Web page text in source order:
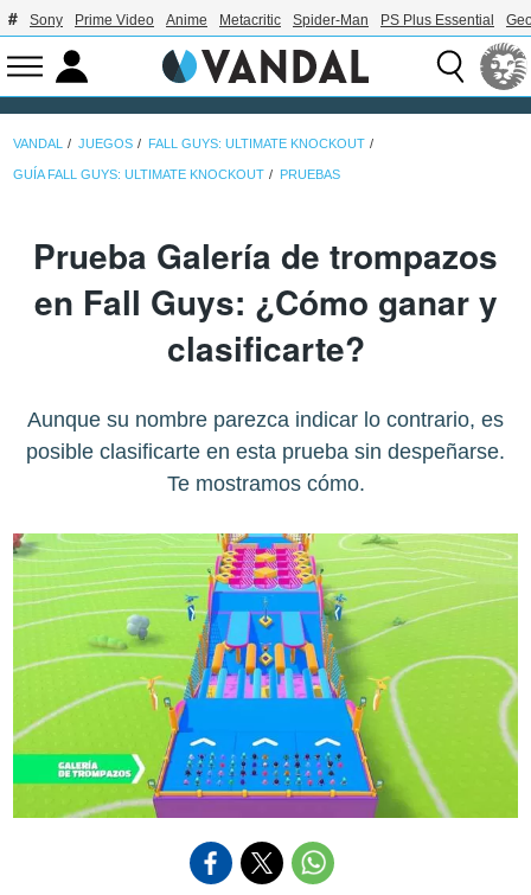
Sony Prime Video Anime Metacritic Spider-Man PS Plus Essential
VANDAL JUEGOS FALL GUYS: ULTIMATE KNOCKOUT
GUÍA FALL GUYS: ULTIMATE KNOCKOUT PRUEBAS
Prueba Galería de trompazos
en Fall Guys: ¿Cómo ganar y
clasificarte?
Aunque su nombre parezca indicar lo contrario, es
posible clasificarte en esta prueba sin despeñarse.
Te mostramos cómo.